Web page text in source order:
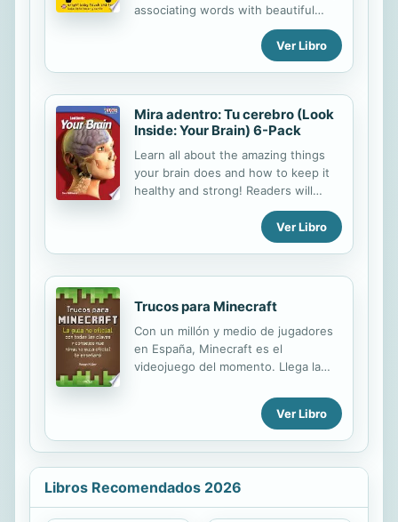
associating words with beautiful
pictures and touch and feel
Ver Libro
Mira adentro: Tu cerebro (Look
Inside: Your Brain) 6-Pack
Learn all about the amazing things
your brain does and how to keep it
healthy and strong! Readers will
discover the anatomy of the brain
including neurons, the cerebellum,
and the nervous system. Using
in conjunction with supportive
nonfiction title encourages readers
to learn all about (and use) their
brains. This 6-Pack includes six
copies of this title and a lesson plan.
Ver Libro
Trucos para Minecraft
Con un millón y medio de jugadores
en España, Minecraft es el
videojuego del momento. Llega la
trucos para mejorar rápidamente tu
nivel de juego. Con más de 50
millones de jugadores registrados,
Minecraft se ha convertido en un
duda el videojuego del momento.
Esta guía, escrita por un gurú del
Ver Libro
Libros Recomendados 2026